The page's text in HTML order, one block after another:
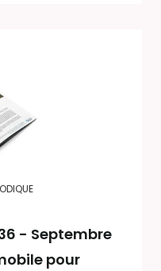
- Septembre
pour